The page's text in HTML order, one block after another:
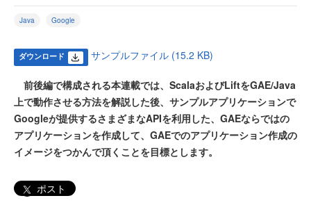
Java Google
ダウンロード サンプルファイル (15.2 KB)
前後編で構成される本連載では、ScalaおよびLiftをGAE/Java
上で動作させる方法を解説した後、サンプルアプリケーションで
Googleが提供するさまざまなAPIを利用した、GAEならではの
アプリケーションを作成して、GAEでのアプリケーション作成の
イメージをつかんで頂くことを目標とします。
ポスト